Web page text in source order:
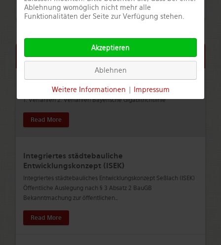
Aktuelle Infos
Breitband und Digitalisierung
1. Verfahren 2. Verfahren Bayerische Gigabitrichtlinie
Read More
Integriertes städtebauliche
Entwicklungskonzept (ISEK)
Integriertes städtebauliches Entwicklungskonzept Seßlach (ISEK)
Öffentliche Auslegung nach § 3 Absatz 2 BauGB
Bekanntmachung zur öffentlichen…
Read More
Ablehnung womöglich nicht mehr alle
Funktionalitäten der Seite zur Verfügung stehen.
Akzeptieren
Ablehnen
Weitere Informationen Impressum